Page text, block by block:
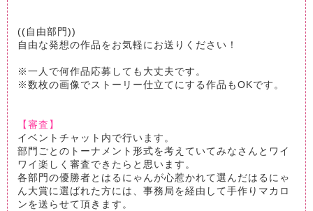
((自由部門))
自由な発想の作品をお気軽にお送りください！
※一人で何作品応募しても大丈夫です。
※数枚の画像でストーリー仕立てにする作品もOKです。
【審査】
イベントチャット内で行います。
部門ごとのトーナメント形式を考えていてみなさんとワイ
ワイ楽しく審査できたらと思います。
各部門の優勝者とはるにゃんが心惹かれて選んだはるにゃ
ん大賞に選ばれた方には、事務局を経由して手作りマカロ
ンを送らせて頂きます。